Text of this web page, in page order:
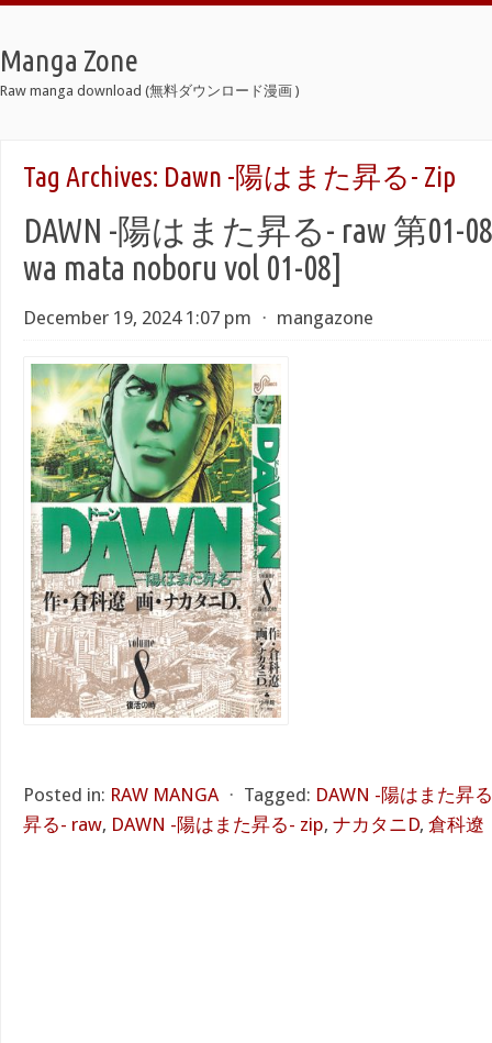
Manga Zone
Raw manga download (無料ダウンロード漫画 )
Tag Archives: Dawn -陽はまた昇る- Zip
DAWN -陽はまた昇る- raw 第01-
wa mata noboru vol 01-08]
December 19, 2024 1:07 pm ⋅ mangazone
Posted in: RAW MANGA ⋅ Tagged: DAWN -陽はまた昇
昇る- raw, DAWN -陽はまた昇る- zip, ナカタニD, 倉科遼